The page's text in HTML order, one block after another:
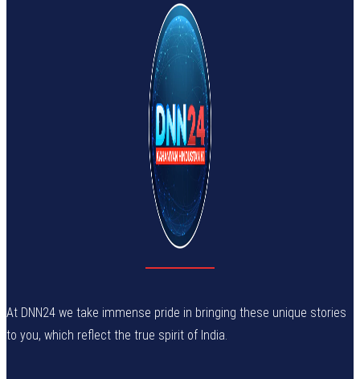
At DNN24 we take immense pride in bringing these unique stories
to you, which reflect the true spirit of India.